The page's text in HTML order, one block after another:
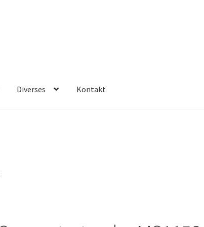
Diverses Kontakt